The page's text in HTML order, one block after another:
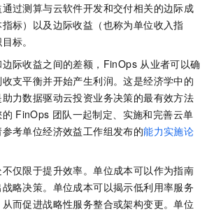
过测算与云软件开发和交付相关的边际成
标）以及边际收益（也称为单位收入指
标。
际收益之间的差额，FinOps 从业者可以确
支平衡并开始产生利润。这是经济学中的
力数据驱动云投资业务决策的最有效方法
FinOps 团队一起制定、实施和完善云单
考单位经济效益工作组发布的能力实施论
仅限于提升效率。单位成本可以作为指南
略决策。单位成本可以揭示低利用率服务
而促进战略性服务整合或架构变更。单位